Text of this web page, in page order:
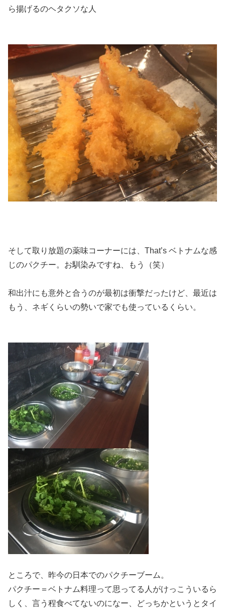
ら揚げるのヘタクソな人
そして取り放題の薬味コーナーには、That’s ベトナムな感
じのパクチー。お馴染みですね、もう（笑）
和出汁にも意外と合うのが最初は衝撃だったけど、最近は
もう、ネギくらいの勢いで家でも使っているくらい。
ところで、昨今の日本でのパクチーブーム。
パクチー＝ベトナム料理って思ってる人がけっこういるら
しく、言う程食べてないのになー、どっちかというとタイ